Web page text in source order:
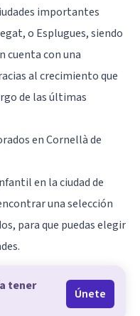
importantes
o Esplugues, siendo
cuenta con una
al crecimiento que
de las últimas
en Cornellà de
en la ciudad de
una selección
para que puedas elegir
tener
Únete